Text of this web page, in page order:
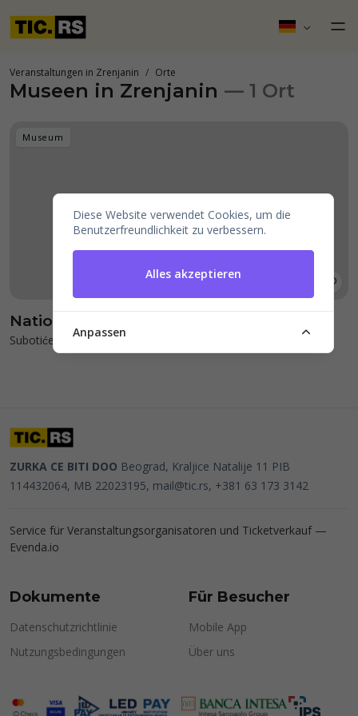
Veranstaltungen in Zrenjanin Orte
Museen in Zrenjanin — 1 Ort
Museum
National Museum Zrenjanin
Subotićeva 1, 23000
ZURKA CE BITI DOO Beograd, Kraljice Natalije 11 PIB
114432064, MB 22023195, mail@tic.rs, +381 63 173 3142
Service für Veranstaltungsorganisatoren und Ticketverkauf —
Evenda.io
Dokumente
Datenschutzrichtlinie
Nutzungsbedingungen
Für Besucher
Mobile App
Über uns
Diese Website verwendet Cookies, um die
Benutzerfreundlichkeit zu verbessern.
Alles akzeptieren
Anpassen